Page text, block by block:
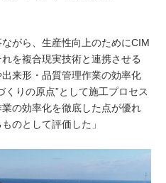
がら、生産性向上のためにCIM
を複合現実技術と連携させる
来形・品質管理作業の効率化
くりの原点”として施工プロセス
の効率化を徹底した点が優れ
のとして評価した」